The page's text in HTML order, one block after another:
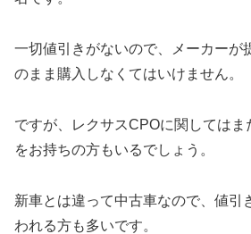
一切値引きがないので、メーカーが
のまま購入しなくてはいけません。
ですが、レクサスCPOに関してはま
をお持ちの方もいるでしょう。
新車とは違って中古車なので、値引
われる方も多いです。